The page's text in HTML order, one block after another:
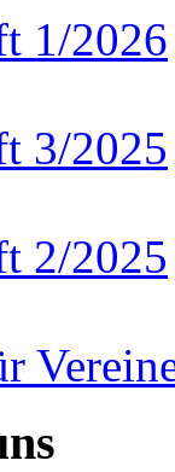
1/2026
3/2025
2/2025